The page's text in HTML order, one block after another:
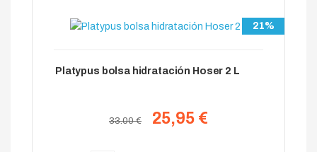
21%
Platypus bolsa hidratación Hoser 2 L
33.00 € 25,95 €